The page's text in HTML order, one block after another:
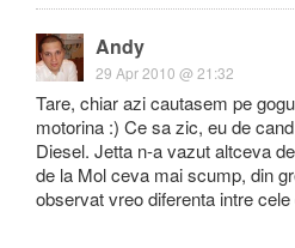
Andy
29 Apr 2010 @ 21:32
Tare, chiar azi cautasem pe
motorina :) Ce sa zic, eu de
Diesel. Jetta n-a vazut altceva
de la Mol ceva mai scump, din
observat vreo diferenta intre cele